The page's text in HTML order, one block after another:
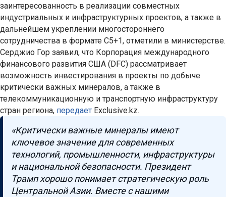
заинтересованность в реализации совместных
индустриальных и инфраструктурных проектов, а также в
дальнейшем укреплении многостороннего
сотрудничества в формате C5+1, отметили в министерстве.
Серджио Гор заявил, что Корпорация международного
финансового развития США (DFC) рассматривает
возможность инвестирования в проекты по добыче
критически важных минералов, а также в
телекоммуникационную и транспортную инфраструктуру
стран региона, передает Exclusive.kz.
«Критически важные минералы имеют
ключевое значение для современных
технологий, промышленности, инфраструктуры
и национальной безопасности. Президент
Трамп хорошо понимает стратегическую роль
Центральной Азии. Вместе с нашими